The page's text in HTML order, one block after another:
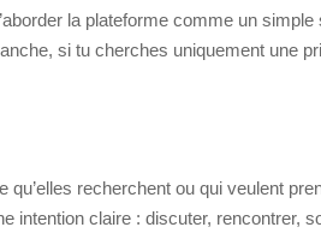
la plateforme comme un
si tu cherches uniquement une
recherchent ou qui veulent
claire : discuter, rencontrer,